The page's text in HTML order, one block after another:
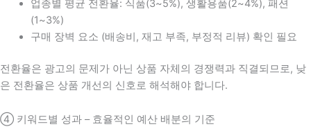
업종별 평균 전환율: 식품(3~5%), 생활용품(2~4%), 패션
(1~3%)
구매 장벽 요소 (배송비, 재고 부족, 부정적 리뷰) 확인 필요
전환율은 광고의 문제가 아닌 상품 자체의 경쟁력과 직결되므로, 낮
은 전환율은 상품 개선의 신호로 해석해야 합니다.
④ 키워드별 성과 – 효율적인 예산 배분의 기준